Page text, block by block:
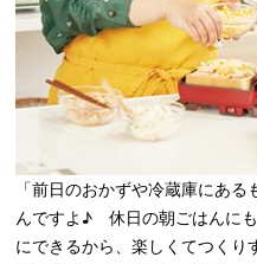
「前日のおかずや冷蔵庫にあ
んですよ♪ 休日の朝ごはんに
にできるから、楽しくてつくり